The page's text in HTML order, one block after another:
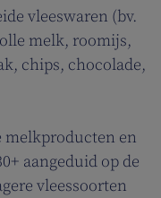
vleeswaren (bv.
melk, roomijs,
chips, chocolade,
melkproducten en
aangeduid op de
vleessoorten